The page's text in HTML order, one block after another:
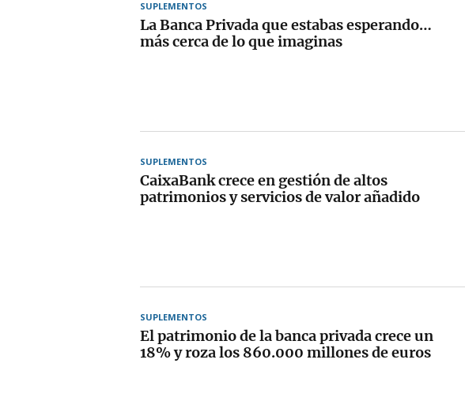
SUPLEMENTOS
La Banca Privada que estabas esperando…
más cerca de lo que imaginas
SUPLEMENTOS
CaixaBank crece en gestión de altos
patrimonios y servicios de valor añadido
SUPLEMENTOS
El patrimonio de la banca privada crece un
18% y roza los 860.000 millones de euros